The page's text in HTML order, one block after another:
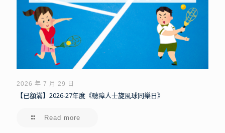
2026 年 7 月 29 日
【已額滿】2026-27年度《聽障人士旋風球同樂日》
Read more